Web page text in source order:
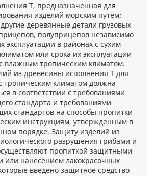
Т, предназначенная для
изделий морским путем;
деревянные детали грузовых
полуприцепов независимо
эксплуатации в районах с сухим
или срока их эксплуатации
влажным тропическим климатом.
из древесины исполнения Т для
тропическим климатом должна
в соответствии с требованиями
стандарта и требованиями
стандартов на способы пропитки
инструкциям, утвержденным в
порядке. Защиту изделий из
разрушения грибами и
пропиткой защитными
или нанесением лакокрасочных
введено защитное средство